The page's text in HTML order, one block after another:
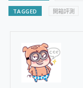
TAGGED ​開箱評測